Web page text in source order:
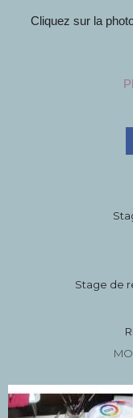
Cliquez sur la
Stage de